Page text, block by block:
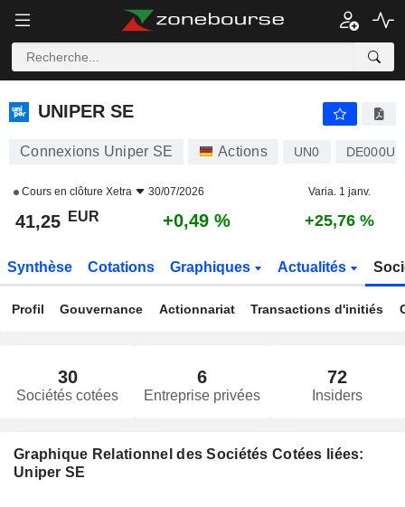
UNIPER SE
UNIPER SE
Connexions Uniper SE Actions UN0
Cours en clôture Xetra 30/07/2026 Varia. 1 janv.
41,25 EUR +0,49 % +25,76 %
Synthèse Cotations Graphiques Actualités
Profil Gouvernance Actionnariat Transactions d'initiés
30
Sociétés cotées
6
Entreprise privées
72
Insiders
Graphique Relationnel des Sociétés Cotées liées:
Uniper SE